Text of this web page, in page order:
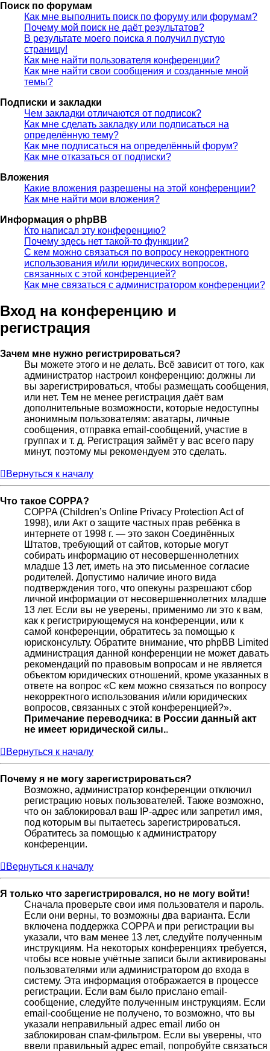
Поиск по форумам
Как мне выполнить поиск по форуму или форумам?
Почему мой поиск не даёт результатов?
В результате моего поиска я получил пустую
страницу!
Как мне найти пользователя конференции?
Как мне найти свои сообщения и созданные мной
темы?
Подписки и закладки
Чем закладки отличаются от подписок?
Как мне сделать закладку или подписаться на
определённую тему?
Как мне подписаться на определённый форум?
Как мне отказаться от подписки?
Вложения
Какие вложения разрешены на этой конференции?
Как мне найти мои вложения?
Информация о phpBB
Кто написал эту конференцию?
Почему здесь нет такой-то функции?
С кем можно связаться по вопросу некорректного
использования и/или юридических вопросов,
связанных с этой конференцией?
Как мне связаться с администратором конференции?
Вход на конференцию и
регистрация
Зачем мне нужно регистрироваться?
Вы можете этого и не делать. Всё зависит от того, как
администратор настроил конференцию: должны ли
вы зарегистрироваться, чтобы размещать сообщения,
или нет. Тем не менее регистрация даёт вам
дополнительные возможности, которые недоступны
анонимным пользователям: аватары, личные
сообщения, отправка email-сообщений, участие в
группах и т. д. Регистрация займёт у вас всего пару
минут, поэтому мы рекомендуем это сделать.
Вернуться к началу
Что такое COPPA?
COPPA (Children’s Online Privacy Protection Act of
1998), или Акт о защите частных прав ребёнка в
интернете от 1998 г. — это закон Соединённых
Штатов, требующий от сайтов, которые могут
собирать информацию от несовершеннолетних
младше 13 лет, иметь на это письменное согласие
родителей. Допустимо наличие иного вида
подтверждения того, что опекуны разрешают сбор
личной информации от несовершеннолетних младше
13 лет. Если вы не уверены, применимо ли это к вам,
как к регистрирующемуся на конференции, или к
самой конференции, обратитесь за помощью к
юрисконсульту. Обратите внимание, что phpBB Limited
администрация данной конференции не может давать
рекомендаций по правовым вопросам и не является
объектом юридических отношений, кроме указанных в
ответе на вопрос «С кем можно связаться по вопросу
некорректного использования и/или юридических
вопросов, связанных с этой конференцией?».
Примечание переводчика: в России данный акт
не имеет юридической силы..
Вернуться к началу
Почему я не могу зарегистрироваться?
Возможно, администратор конференции отключил
регистрацию новых пользователей. Также возможно,
что он заблокировал ваш IP-адрес или запретил имя,
под которым вы пытаетесь зарегистрироваться.
Обратитесь за помощью к администратору
конференции.
Вернуться к началу
Я только что зарегистрировался, но не могу войти!
Сначала проверьте свои имя пользователя и пароль.
Если они верны, то возможны два варианта. Если
включена поддержка COPPA и при регистрации вы
указали, что вам менее 13 лет, следуйте полученным
инструкциям. На некоторых конференциях требуется,
чтобы все новые учётные записи были активированы
пользователями или администратором до входа в
систему. Эта информация отображается в процессе
регистрации. Если вам было прислано email-
сообщение, следуйте полученным инструкциям. Если
email-сообщение не получено, то возможно, что вы
указали неправильный адрес email либо он
заблокирован спам-фильтром. Если вы уверены, что
ввели правильный адрес email, попробуйте связаться